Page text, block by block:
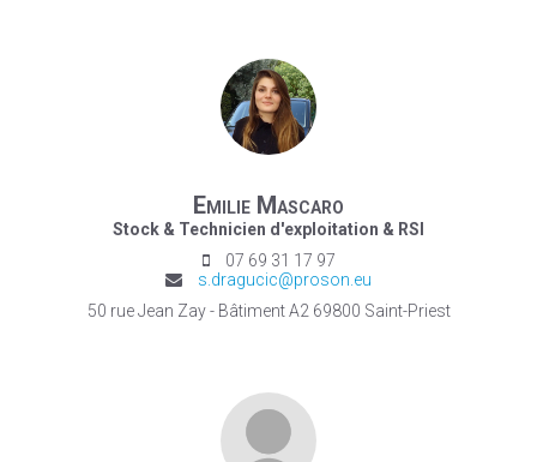
Emilie Mascaro
Stock & Technicien d'exploitation & RSI
07 69 31 17 97
s.dragucic@proson.eu
50 rue Jean Zay - Bâtiment A2 69800 Saint-Priest